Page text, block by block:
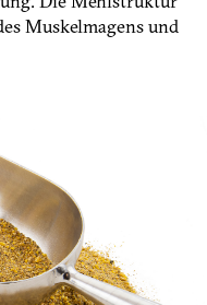
Muskelmagens und